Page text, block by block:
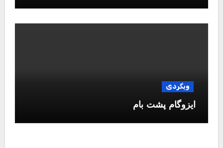
وبگردی
ایزوگام پشت بام